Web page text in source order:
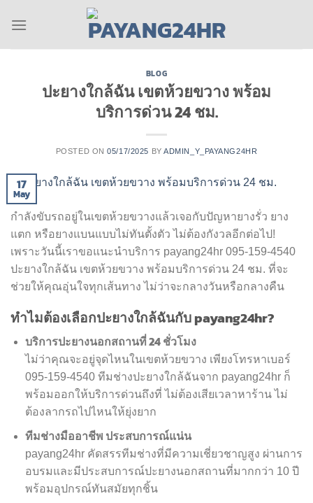
BLOG
ปะยางใกล้ฉัน เขตห้วยขวาง พร้อม
บริการด่วน 24 ชม.
POSTED ON05/17/2025 BYADMIN_Y_PAYANG24HR
17
May
กำลังขับรถอยู่ในเขตห้วยขวางแล้วเจอกับปัญหายางรั่ว ยาง
แตก หรือยางแบนแบบไม่ทันตั้งตัว ไม่ต้องกังวลอีกต่อไป!
เพราะวันนี้เราขอแนะนำบริการ payang24hr 095-159-4540
ปะยางใกล้ฉัน เขตห้วยขวาง พร้อมบริการด่วน 24 ชม. ที่จะ
ช่วยให้คุณอุ่นใจทุกเส้นทาง ไม่ว่าจะกลางวันหรือกลางคืน
ทำไมต้องเลือกปะยางใกล้ฉันกับ payang24hr?
บริการปะยางนอกสถานที่ 24 ชั่วโมง
ไม่ว่าคุณจะอยู่จุดไหนในเขตห้วยขวาง เพียงโทรหาเบอร์
095-159-4540 ทีมช่างปะยางใกล้ฉันจาก payang24hr ก็
พร้อมออกให้บริการด่วนถึงที่ ไม่ต้องเสียเวลาหาร้าน ไม่
ต้องลากรถไปไหนให้ยุ่งยาก
ทีมช่างมืออาชีพ ประสบการณ์แน่น
payang24hr คัดสรรทีมช่างที่มีความเชี่ยวชาญสูง ผ่านการ
อบรมและมีประสบการณ์ปะยางนอกสถานที่มากกว่า 10 ปี
พร้อมอุปกรณ์ทันสมัยทุกชิ้น